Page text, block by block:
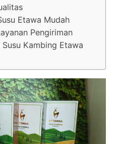
Etawa Mudah
Pengiriman
Kambing Etawa